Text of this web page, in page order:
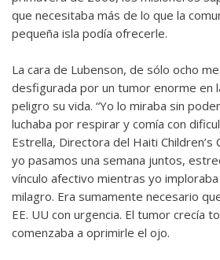
que necesitaba más de lo que la
pequeña isla podía ofrecerle.
La cara de Lubenson, de sólo ocho
desfigurada por un tumor enorme en
peligro su vida. “Yo lo miraba sin
luchaba por respirar y comía con
Estrella, Directora del Haiti Children’s
yo pasamos una semana juntos,
vínculo afectivo mientras yo
milagro. Era sumamente necesario
EE. UU con urgencia. El tumor crecía
comenzaba a oprimirle el ojo.